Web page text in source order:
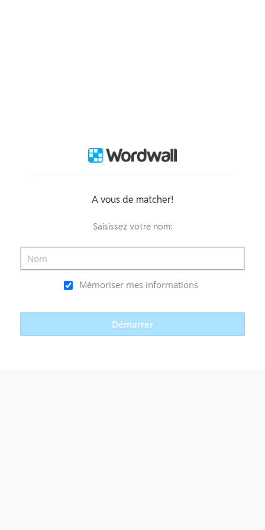
A vous de matcher!
Saisissez votre nom:
Mémoriser mes informations
Démarrer